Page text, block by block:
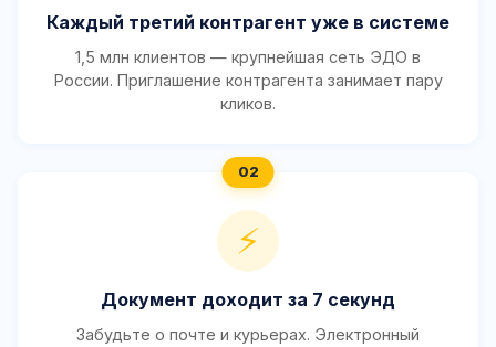
Каждый третий контрагент уже в системе
1,5 млн клиентов — крупнейшая сеть ЭДО в
России. Приглашение контрагента занимает пару
кликов.
⚡
Документ доходит за 7 секунд
Забудьте о почте и курьерах. Электронный